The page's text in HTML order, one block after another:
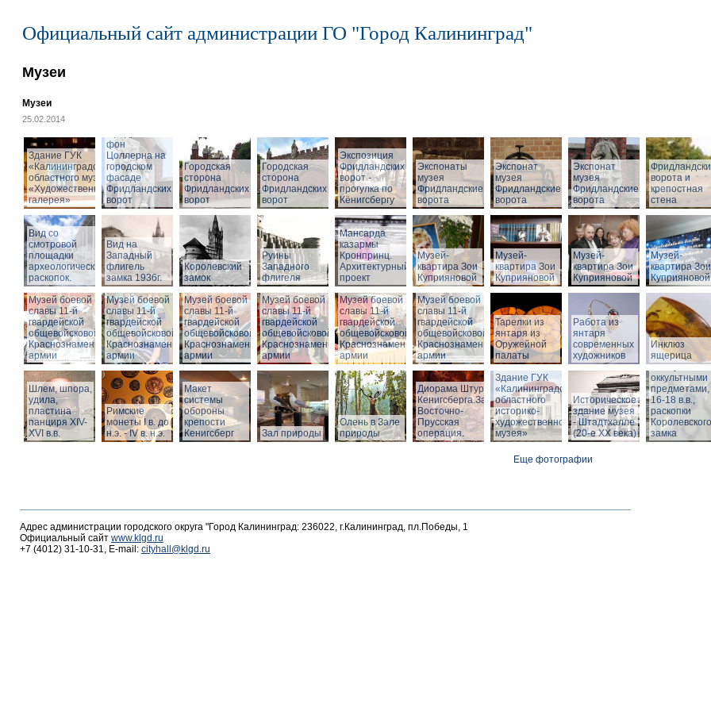
Официальный сайт администрации ГО "Город Калининград"
Музеи
Музеи
25.02.2014
Здание ГУК
«Калининградского
областного музея
«Художественная
галерея»
фон
Цоллерна на
городском
фасаде
Фридландских
ворот
Городская
сторона
Фридландских
ворот
Городская
сторона
Фридландских
ворот
Экспозиция
Фридландских
ворот -
прогулка по
Кёнигсбергу
Экспонаты
музея
Фридландские
ворота
Экспонат
музея
Фридландские
ворота
Экспонат
музея
Фридландские
ворота
ворота и
крепостная
стена
Вид со
смотровой
площадки
археологических
раскопок.
Вид на
Западный
флигель
замка 1936г.
Королевский
замок
Руины
Западного
флигеля
Мансарда
казармы
Кронпринц.
Архитектурный
проект
Музей-
квартира Зои
Куприяновой
Музей-
квартира Зои
Куприяновой
Музей-
квартира Зои
Куприяновой
Музей-
квартира Зои
Куприяновой
Музей боевой
славы 11-й
гвардейской
общевойсковой
Краснознаменной
армии
Музей боевой
славы 11-й
гвардейской
общевойсковой
Краснознаменной
армии
Музей боевой
славы 11-й
гвардейской
общевойсковой
Краснознаменной
армии
Музей боевой
славы 11-й
гвардейской
общевойсковой
Краснознаменной
армии
Музей боевой
славы 11-й
гвардейской
общевойсковой
Краснознаменной
армии
Музей боевой
славы 11-й
гвардейской
общевойсковой
Краснознаменной
армии
Тарелки из
янтаря из
Оружейной
палаты
Работа из
янтаря
современных
художников
Инклюз
ящерица
Шлем, шпора,
удила,
пластина
панциря XIV-
XVI в.в.
Римские
монеты I в. до
н.э. - IV в. н.э.
Макет
системы
обороны
крепости
Кенигсберг
Зал природы
Олень в Зале
природы
Диорама Штурм
Кенигсберга.Зал
Восточно-
Прусская
операция.
Здание ГУК
«Калининградского
областного
историко-
художественного
музея»
Историческое
здание музея
- Штадтхалле
(20-е XX века)
Шкатулка с
оккультными
предметами,
16-18 в.в.,
раскопки
Королевского
замка
Еще фотографии
Адрес администрации городского округа "Город Калининград: 236022, г.Калининград, пл.Победы, 1
Официальный сайт www.klgd.ru
+7 (4012) 31-10-31, E-mail: cityhall@klgd.ru